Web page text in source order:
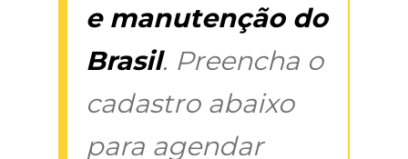
e manutenção do
Brasil. Preencha o
cadastro abaixo
para agendar